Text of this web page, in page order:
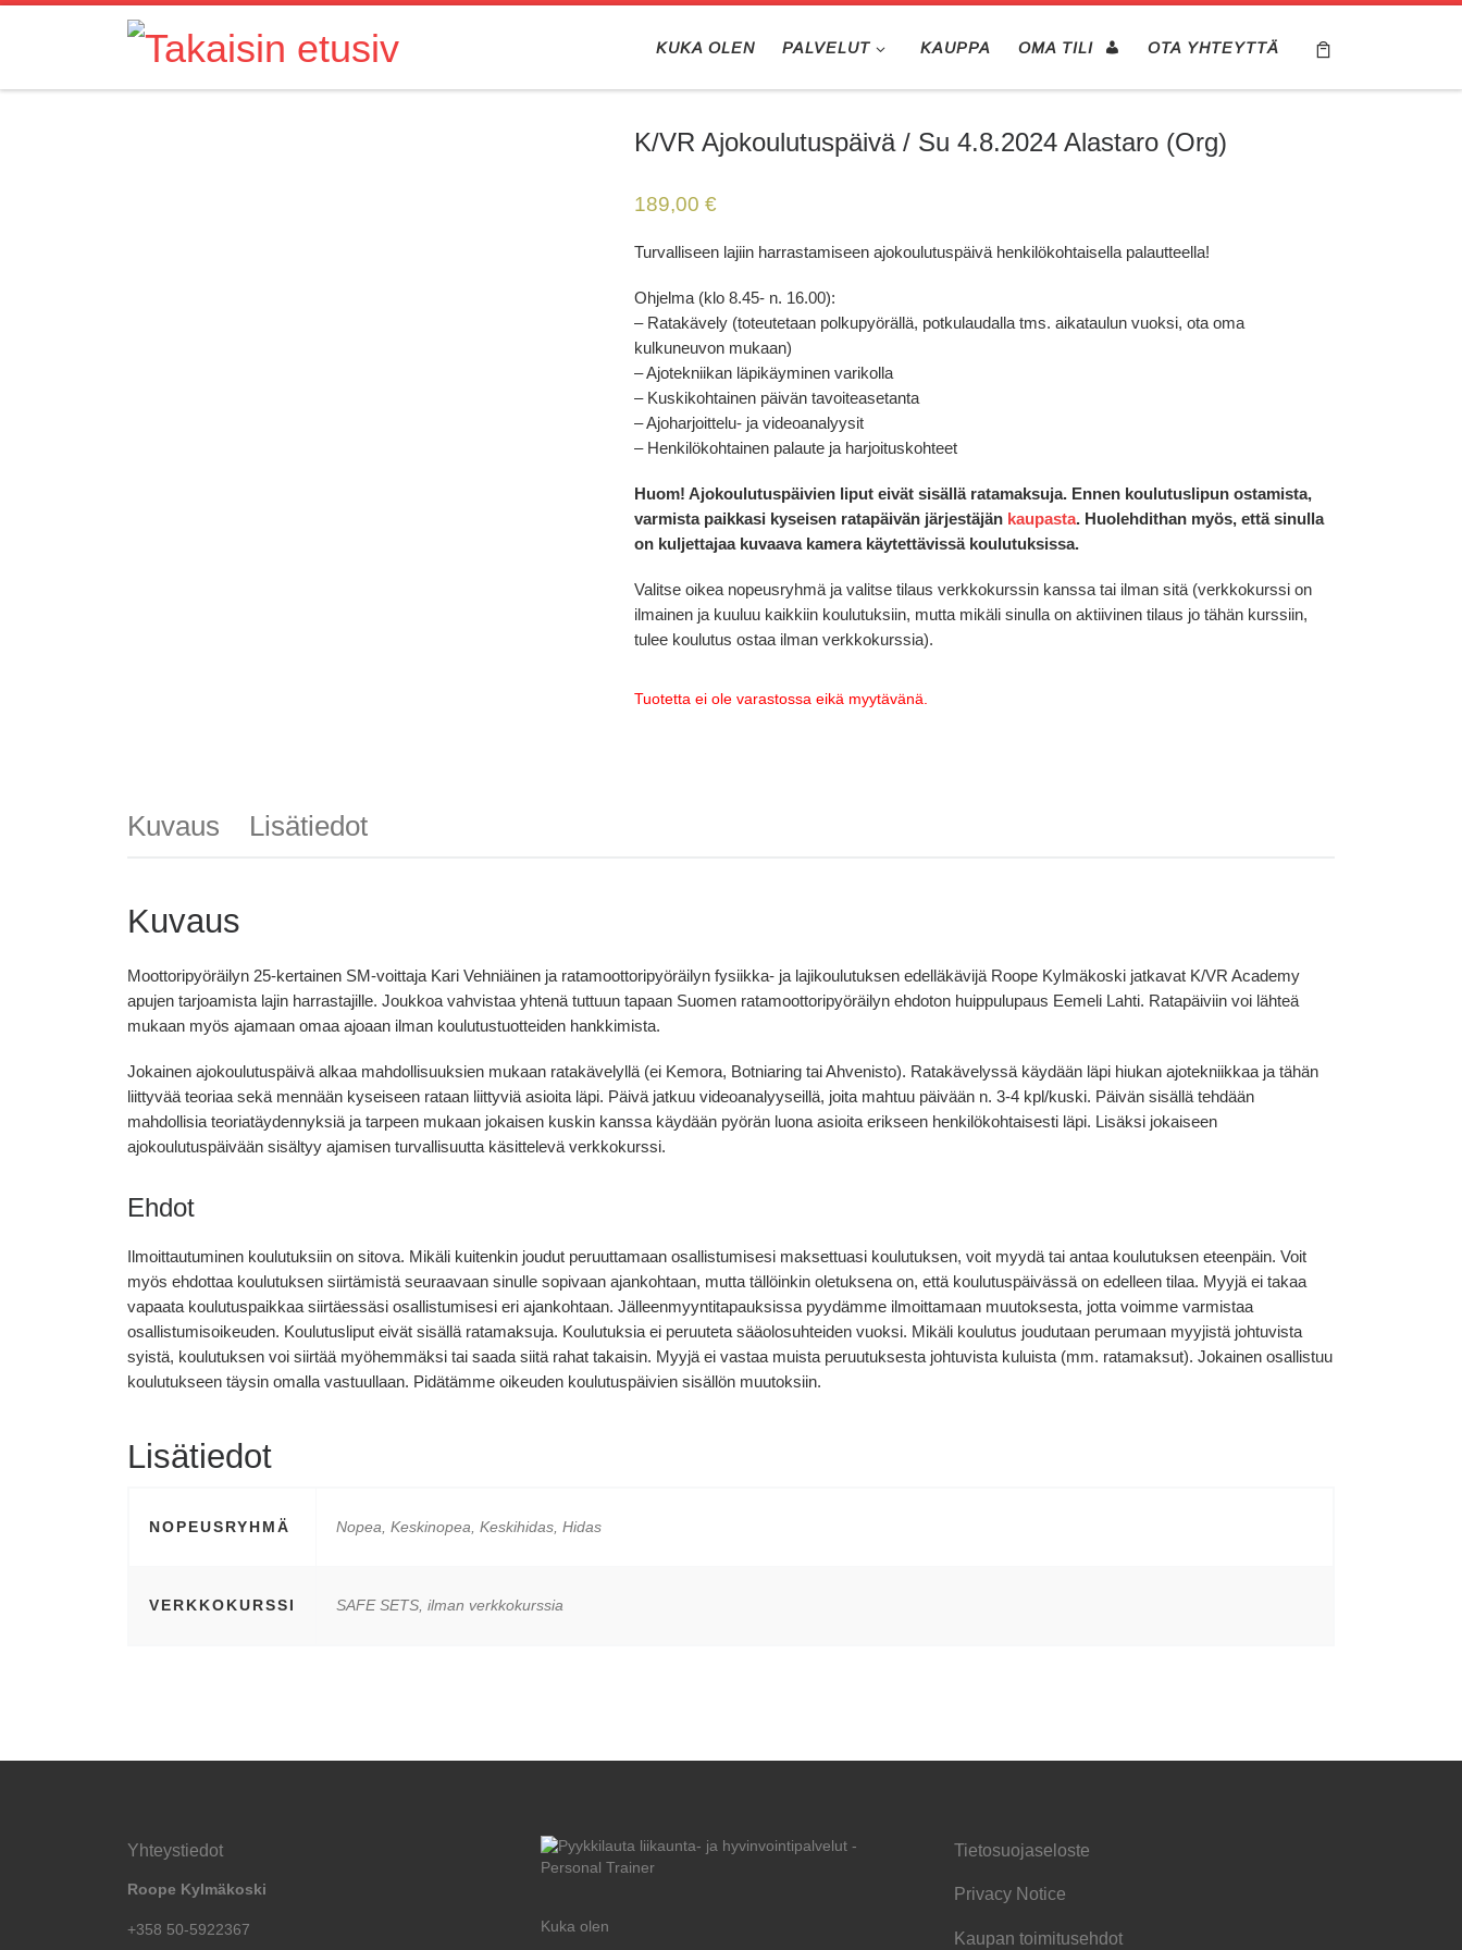
Skip to content
KUKA OLEN PALVELUT KAUPPA OMA TILI OTA YHTEYTTÄ
K/VR Ajokoulutuspäivä / Su 4.8.2024 Alastaro (Org)
189,00€
Turvalliseen lajiin harrastamiseen ajokoulutuspäivä henkilökohtaisella palautteella!
Ohjelma (klo 8.45- n. 16.00):
– Ratakävely (toteutetaan polkupyörällä, potkulaudalla tms. aikataulun vuoksi, ota oma
kulkuneuvon mukaan)
– Ajotekniikan läpikäyminen varikolla
– Kuskikohtainen päivän tavoiteasetanta
– Ajoharjoittelu- ja videoanalyysit
– Henkilökohtainen palaute ja harjoituskohteet
Huom! Ajokoulutuspäivien liput eivät sisällä ratamaksuja. Ennen koulutuslipun ostamista,
varmista paikkasi kyseisen ratapäivän järjestäjän kaupasta. Huolehdithan myös, että sinulla
on kuljettajaa kuvaava kamera käytettävissä koulutuksissa.
Valitse oikea nopeusryhmä ja valitse tilaus verkkokurssin kanssa tai ilman sitä (verkkokurssi on
ilmainen ja kuuluu kaikkiin koulutuksiin, mutta mikäli sinulla on aktiivinen tilaus jo tähän kurssiin,
tulee koulutus ostaa ilman verkkokurssia).
Tuotetta ei ole varastossa eikä myytävänä.
Kuvaus Lisätiedot
Kuvaus
Moottoripyöräilyn 25-kertainen SM-voittaja Kari Vehniäinen ja ratamoottoripyöräilyn fysiikka- ja lajikoulutuksen edelläkävijä Roope Kylmäkoski jatkavat K/VR Academy
apujen tarjoamista lajin harrastajille. Joukkoa vahvistaa yhtenä tuttuun tapaan Suomen ratamoottoripyöräilyn ehdoton huippulupaus Eemeli Lahti. Ratapäiviin voi lähteä
mukaan myös ajamaan omaa ajoaan ilman koulutustuotteiden hankkimista.
Jokainen ajokoulutuspäivä alkaa mahdollisuuksien mukaan ratakävelyllä (ei Kemora, Botniaring tai Ahvenisto). Ratakävelyssä käydään läpi hiukan ajotekniikkaa ja tähän
liittyvää teoriaa sekä mennään kyseiseen rataan liittyviä asioita läpi. Päivä jatkuu videoanalyyseillä, joita mahtuu päivään n. 3-4 kpl/kuski. Päivän sisällä tehdään
mahdollisia teoriatäydennyksiä ja tarpeen mukaan jokaisen kuskin kanssa käydään pyörän luona asioita erikseen henkilökohtaisesti läpi. Lisäksi jokaiseen
ajokoulutuspäivään sisältyy ajamisen turvallisuutta käsittelevä verkkokurssi.
Ehdot
Ilmoittautuminen koulutuksiin on sitova. Mikäli kuitenkin joudut peruuttamaan osallistumisesi maksettuasi koulutuksen, voit myydä tai antaa koulutuksen eteenpäin. Voit
myös ehdottaa koulutuksen siirtämistä seuraavaan sinulle sopivaan ajankohtaan, mutta tällöinkin oletuksena on, että koulutuspäivässä on edelleen tilaa. Myyjä ei takaa
vapaata koulutuspaikkaa siirtäessäsi osallistumisesi eri ajankohtaan. Jälleenmyyntitapauksissa pyydämme ilmoittamaan muutoksesta, jotta voimme varmistaa
osallistumisoikeuden. Koulutusliput eivät sisällä ratamaksuja. Koulutuksia ei peruuteta sääolosuhteiden vuoksi. Mikäli koulutus joudutaan perumaan myyjistä johtuvista
syistä, koulutuksen voi siirtää myöhemmäksi tai saada siitä rahat takaisin. Myyjä ei vastaa muista peruutuksesta johtuvista kuluista (mm. ratamaksut). Jokainen osallistuu
koulutukseen täysin omalla vastuullaan. Pidätämme oikeuden koulutuspäivien sisällön muutoksiin.
Lisätiedot
NOPEUSRYHMÄ Nopea, Keskinopea, Keskihidas, Hidas
VERKKOKURSSI SAFE SETS, ilman verkkokurssia
Yhteystiedot
Roope Kylmäkoski
+358 50-5922367
Kuka olen
Tietosuojaseloste
Privacy Notice
Kaupan toimitusehdot